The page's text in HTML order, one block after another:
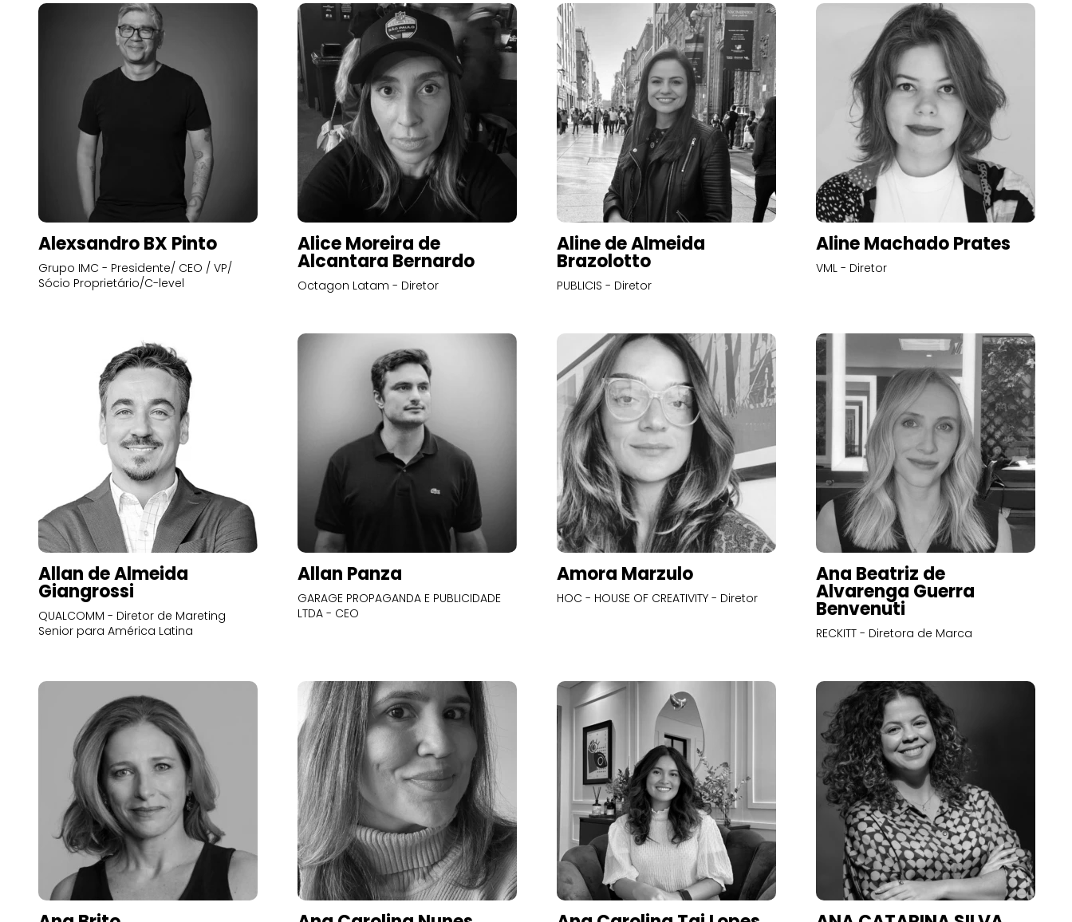
Alexsandro BX Pinto
Grupo IMC - Presidente/ CEO / VP/
Sócio Proprietário/C-level
Alice Moreira de
Alcantara Bernardo
Octagon Latam - Diretor
Aline de Almeida
Brazolotto
PUBLICIS - Diretor
Aline Machado Prates
VML - Diretor
Allan de Almeida
Giangrossi
QUALCOMM - Diretor de Mareting
Senior para América Latina
Allan Panza
GARAGE PROPAGANDA E PUBLICIDADE
LTDA - CEO
Amora Marzulo
HOC - HOUSE OF CREATIVITY - Diretor
Ana Beatriz de
Alvarenga Guerra
Benvenuti
RECKITT - Diretora de Marca